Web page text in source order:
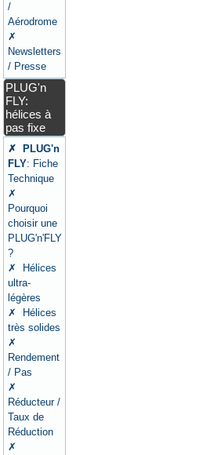
/
Aérodrome
✗
Newsletters
/ Presse
PLUG'n
FLY:
hélices à
pas fixe
✗ PLUG'n
FLY: Fiche
Technique
✗
Pourquoi
choisir une
PLUG'n'FLY
?
✗ Hélices
ultra-
légères
✗ Hélices
très solides
✗
Rendement
/ Pas
✗
Réducteur /
Taux de
Réduction
✗